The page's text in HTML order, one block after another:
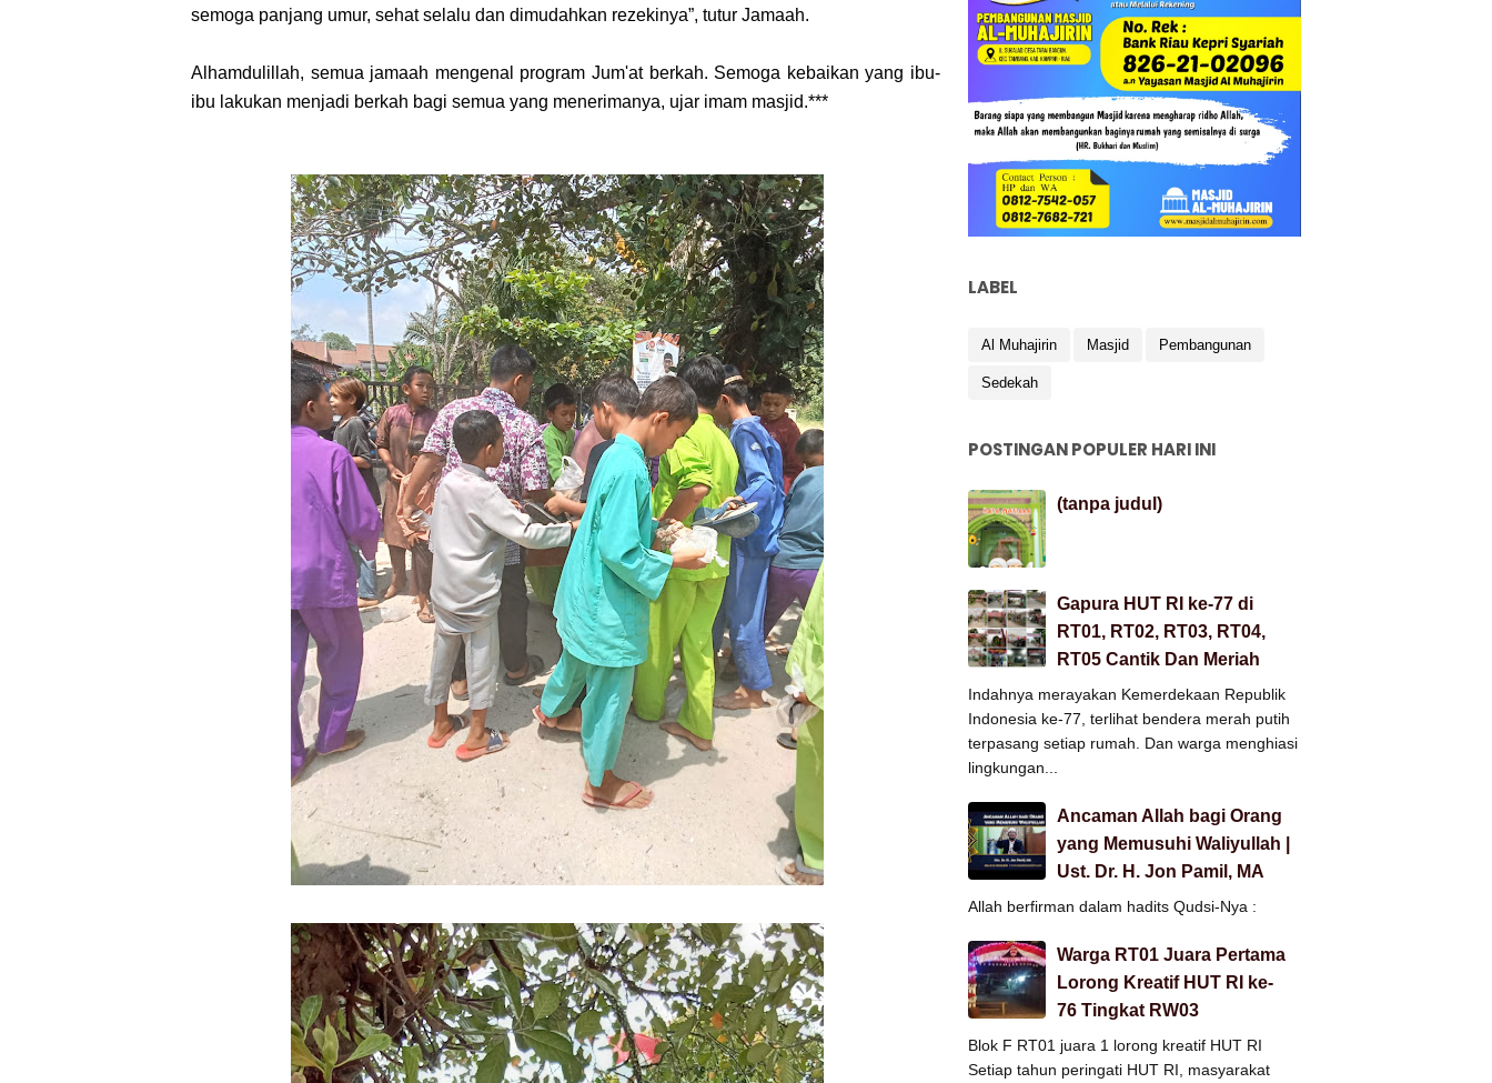
semoga panjang umur, sehat selalu dan dimudahkan rezekinya”, tutur Jamaah.
Alhamdulillah, semua jamaah mengenal program Jum'at berkah. Semoga kebaikan yang ibu-
ibu lakukan menjadi berkah bagi semua yang menerimanya, ujar imam masjid.***
LABEL
Al Muhajirin Masjid Pembangunan
Sedekah
POSTINGAN POPULER HARI INI
(tanpa judul)
Gapura HUT RI ke-77 di
RT01, RT02, RT03, RT04,
RT05 Cantik Dan Meriah
Indahnya merayakan Kemerdekaan Republik
Indonesia ke-77, terlihat bendera merah putih
terpasang setiap rumah. Dan warga menghiasi
lingkungan...
Ancaman Allah bagi Orang
yang Memusuhi Waliyullah |
Ust. Dr. H. Jon Pamil, MA
Allah berfirman dalam hadits Qudsi-Nya :
Warga RT01 Juara Pertama
Lorong Kreatif HUT RI ke-
76 Tingkat RW03
Blok F RT01 juara 1 lorong kreatif HUT RI
Setiap tahun peringati HUT RI, masyarakat